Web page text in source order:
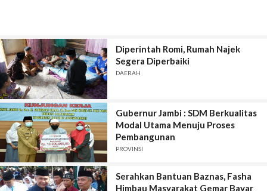
Diperintah Romi, Rumah Najek
Segera Diperbaiki
DAERAH
Gubernur Jambi : SDM Berkualitas
Modal Utama Menuju Proses
Pembangunan
PROVINSI
Serahkan Bantuan Baznas, Fasha
Himbau Masyarakat Gemar Bayar